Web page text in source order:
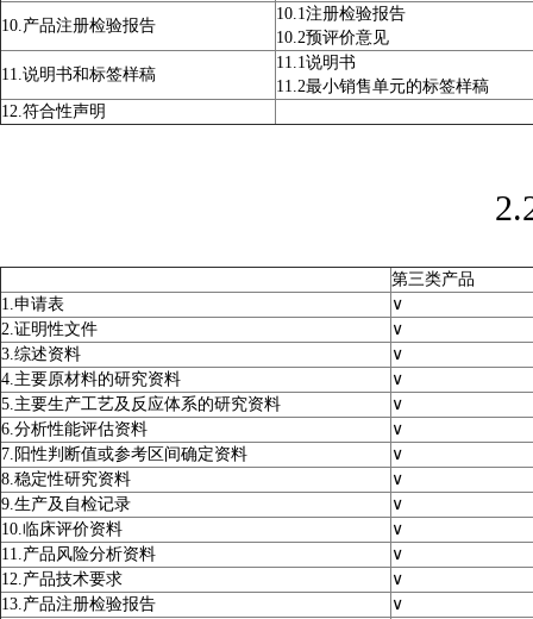
10.产品注册检验报告
10.1注册检验报告
10.2预评价意见
11.说明书和标签样稿
11.1说明书
11.2最小销售单元的标签样稿
12.符合性声明
第三类产品
1.申请表
∨
2.证明性文件
∨
3.综述资料
∨
4.主要原材料的研究资料
∨
5.主要生产工艺及反应体系的研究资料
∨
6.分析性能评估资料
∨
7.阳性判断值或参考区间确定资料
∨
8.稳定性研究资料
∨
9.生产及自检记录
∨
10.临床评价资料
∨
11.产品风险分析资料
∨
12.产品技术要求
∨
13.产品注册检验报告
∨